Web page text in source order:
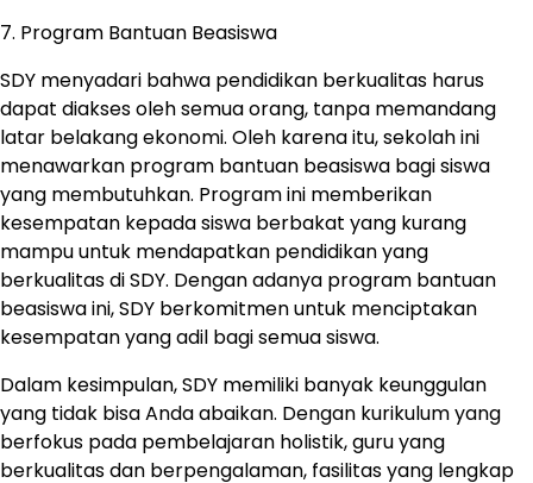
7. Program Bantuan Beasiswa
SDY menyadari bahwa pendidikan berkualitas harus
dapat diakses oleh semua orang, tanpa memandang
latar belakang ekonomi. Oleh karena itu, sekolah ini
menawarkan program bantuan beasiswa bagi siswa
yang membutuhkan. Program ini memberikan
kesempatan kepada siswa berbakat yang kurang
mampu untuk mendapatkan pendidikan yang
berkualitas di SDY. Dengan adanya program bantuan
beasiswa ini, SDY berkomitmen untuk menciptakan
kesempatan yang adil bagi semua siswa.
Dalam kesimpulan, SDY memiliki banyak keunggulan
yang tidak bisa Anda abaikan. Dengan kurikulum yang
berfokus pada pembelajaran holistik, guru yang
berkualitas dan berpengalaman, fasilitas yang lengkap